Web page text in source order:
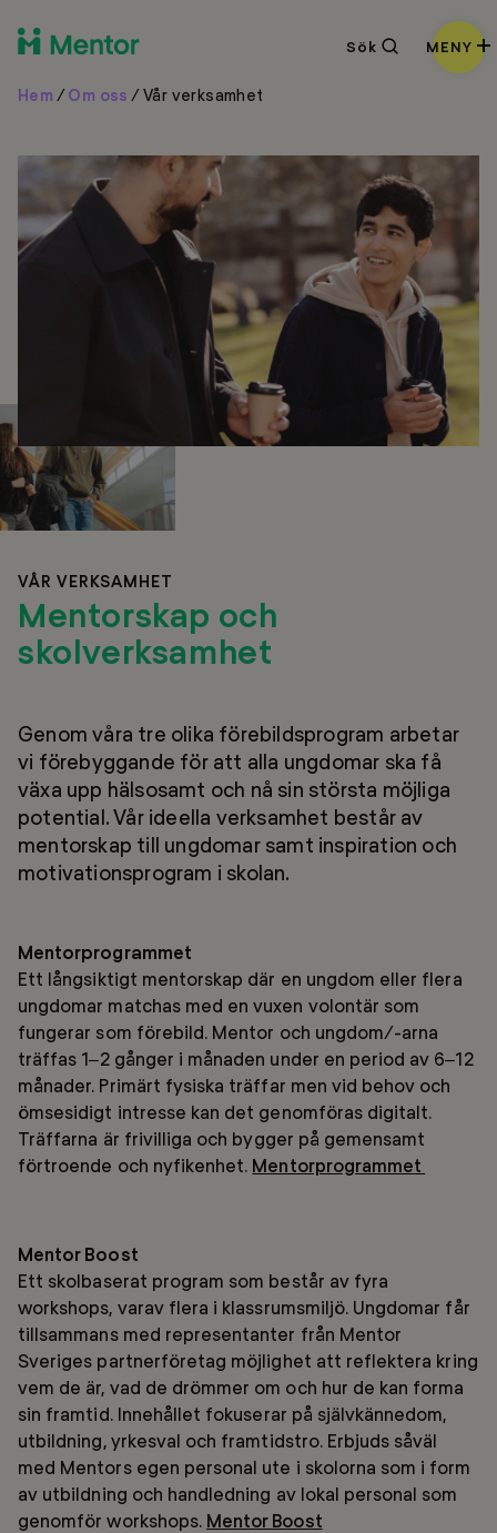
Sök Sök MENY
Hem /Om oss /Vår verksamhet
VÅR VERKSAMHET
Mentorskap och
skolverksamhet
Genom våra tre olika förebildsprogram arbetar
vi förebyggande för att alla ungdomar ska få
växa upp hälsosamt och nå sin största möjliga
potential. Vår ideella verksamhet består av
mentorskap till ungdomar samt inspiration och
motivationsprogram i skolan.
Mentorprogrammet
Ett långsiktigt mentorskap där en ungdom eller flera
ungdomar matchas med en vuxen volontär som
fungerar som förebild. Mentor och ungdom/-arna
träffas 1–2 gånger i månaden under en period av 6–12
månader. Primärt fysiska träffar men vid behov och
ömsesidigt intresse kan det genomföras digitalt.
Träffarna är frivilliga och bygger på gemensamt
förtroende och nyfikenhet. Mentorprogrammet
Mentor Boost
Ett skolbaserat program som består av fyra
workshops, varav flera i klassrumsmiljö. Ungdomar får
tillsammans med representanter från Mentor
Sveriges partnerföretag möjlighet att reflektera kring
vem de är, vad de drömmer om och hur de kan forma
sin framtid. Innehållet fokuserar på självkännedom,
utbildning, yrkesval och framtidstro. Erbjuds såväl
med Mentors egen personal ute i skolorna som i form
av utbildning och handledning av lokal personal som
genomför workshops. Mentor Boost